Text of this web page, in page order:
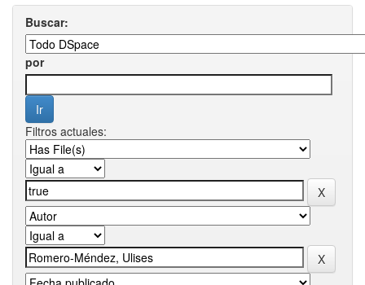
Buscar:
por
Filtros actuales: